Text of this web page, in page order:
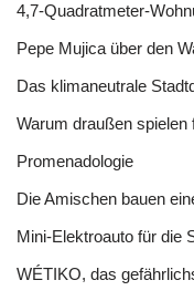
4,7-Quadratmeter-
Pepe Mujica über den
Das klimaneutrale
Warum draußen spielen
Promenadologie
Die Amischen bauen
Mini-Elektroauto für die
WÉTIKO, das